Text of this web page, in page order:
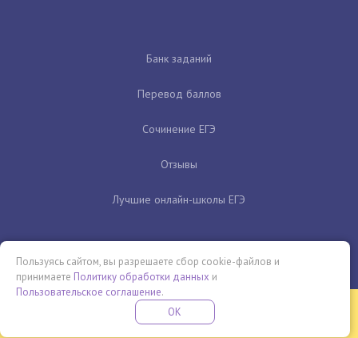
Банк заданий
Перевод баллов
Сочинение ЕГЭ
Отзывы
Лучшие онлайн-школы ЕГЭ
Бесплатная летняя школа
ПРОВЕДИ ЭТО ЛЕТО С ПОЛЬЗОЙ
Пользуясь сайтом, вы разрешаете сбор cookie-файлов и
принимаете Политику обработки данных и
Пользовательское соглашение.
OK